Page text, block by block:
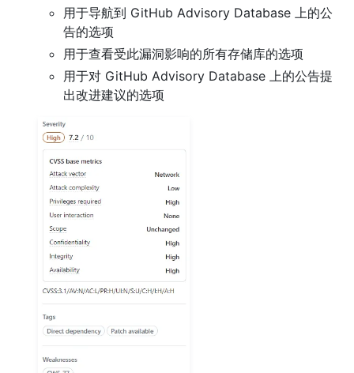
用于导航到 GitHub Advisory Database 上的公
告的选项
用于查看受此漏洞影响的所有存储库的选项
用于对 GitHub Advisory Database 上的公告提
出改进建议的选项